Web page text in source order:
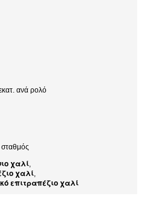
ανά ρολό
σταθμός
χαλί,
χαλί,
επιτραπέζιο χαλί